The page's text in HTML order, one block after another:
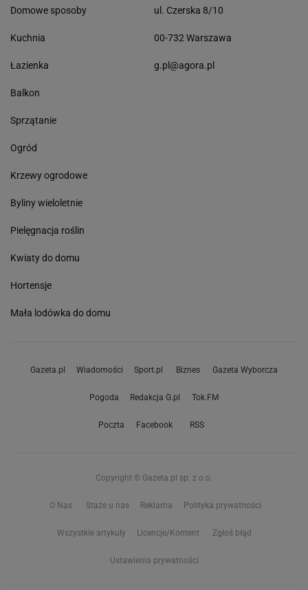
Domowe sposoby
Kuchnia
Łazienka
Balkon
Sprzątanie
Ogród
Krzewy ogrodowe
Byliny wieloletnie
Pielęgnacja roślin
Kwiaty do domu
Hortensje
Mała lodówka do domu
ul. Czerska 8/10
00-732 Warszawa
g.pl@agora.pl
Gazeta.pl Wiadomości Sport.pl Biznes Gazeta Wyborcza
Pogoda Redakcja G.pl Tok.FM
Poczta Facebook RSS
Copyright © Gazeta.pl sp. z o.o.
O Nas Staże u nas Reklama Polityka prywatności
Wszystkie artykuły Licencje/Kontent Zgłoś błąd
Ustawienia prywatności